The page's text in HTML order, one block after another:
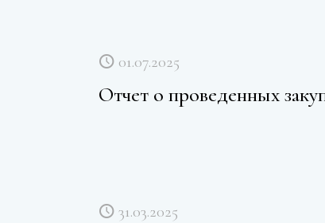
01.07.2025
Отчет о проведенных
31.03.2025